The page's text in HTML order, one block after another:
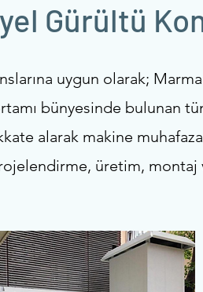
Gürültü
uygun olarak;
bünyesinde bulunan
alarak makine
üretim, montaj